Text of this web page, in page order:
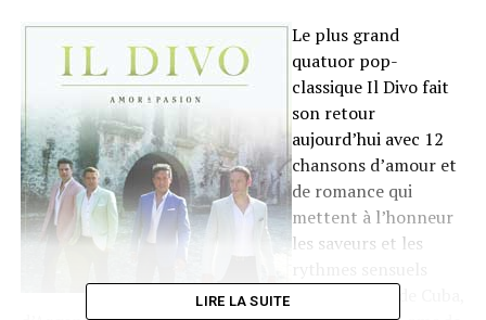
Le plus grand
quatuor pop-
classique Il Divo fait
son retour
aujourd’hui avec 12
chansons d’amour et
de romance qui
mettent à l’honneur
les saveurs et les
LIRE LA SUITE